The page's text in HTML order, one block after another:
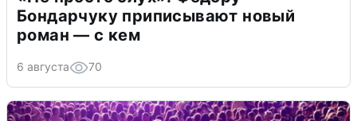
Бондарчуку приписывают новый
роман — с кем
6 августа 70